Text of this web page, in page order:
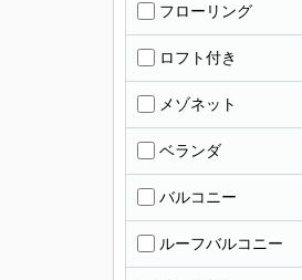
フローリング
ロフト付き
メゾネット
ベランダ
バルコニー
ルーフバルコニー